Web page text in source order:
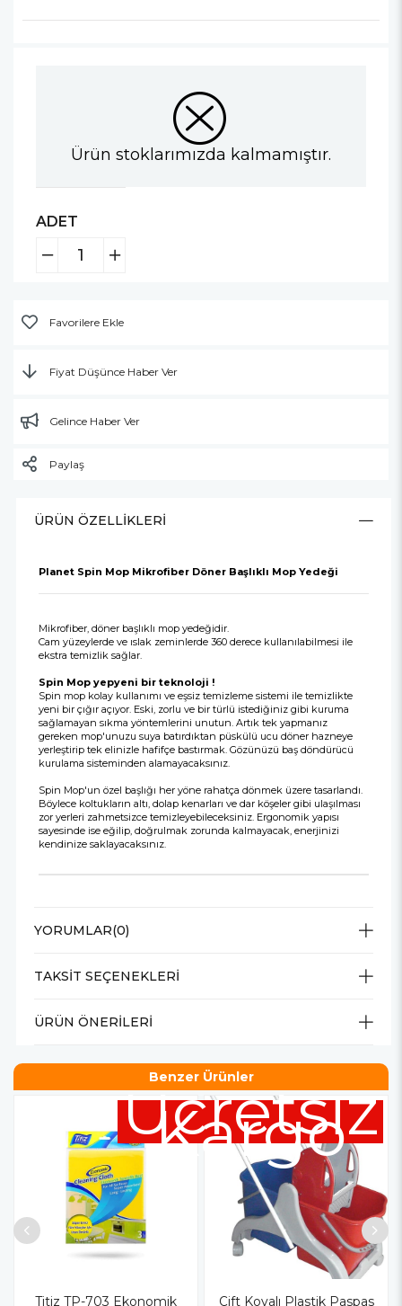
Ürün stoklarımızda kalmamıştır.
ADET
Favorilere Ekle
Fiyat Düşünce Haber Ver
Gelince Haber Ver
Paylaş
ÜRÜN ÖZELLIKLERI
Planet Spin Mop Mikrofiber Döner Başlıklı Mop Yedeği
Mikrofiber, döner başlıklı mop yedeğidir.
Cam yüzeylerde ve ıslak zeminlerde 360 derece kullanılabilmesi ile
ekstra temizlik sağlar.
Spin Mop yepyeni bir teknoloji !
Spin mop kolay kullanımı ve eşsiz temizleme sistemi ile temizlikte
yeni bir çığır açıyor. Eski, zorlu ve bir türlü istediğiniz gibi kuruma
sağlamayan sıkma yöntemlerini unutun. Artık tek yapmanız
gereken mop'unuzu suya batırdıktan püskülü ucu döner hazneye
yerleştirip tek elinizle hafifçe bastırmak. Gözünüzü baş döndürücü
kurulama sisteminden alamayacaksınız.
Spin Mop'un özel başlığı her yöne rahatça dönmek üzere tasarlandı.
Böylece koltukların altı, dolap kenarları ve dar köşeler gibi ulaşılması
zor yerleri zahmetsizce temizleyebileceksiniz. Ergonomik yapısı
sayesinde ise eğilip, doğrulmak zorunda kalmayacak, enerjinizi
kendinize saklayacaksınız.
YORUMLAR(0)
TAKSIT SEÇENEKLERI
ÜRÜN ÖNERILERI
Benzer Ürünler
Titiz TP-703 Ekonomik Çift Kovalı Plastik Paspas
Ücretsiz
Kargo